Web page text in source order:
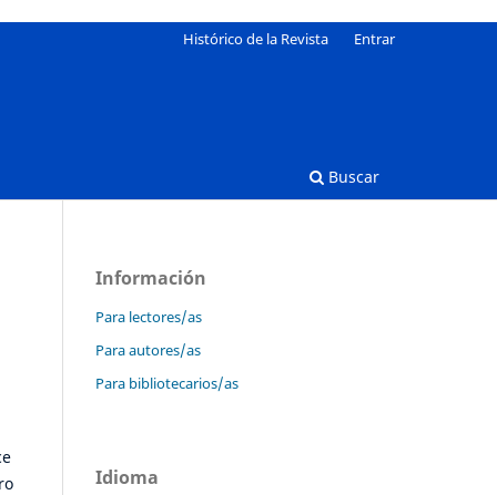
Buscar
Histórico de la Revista Entrar
Información
Para lectores/as
Para autores/as
Para bibliotecarios/as
Idioma